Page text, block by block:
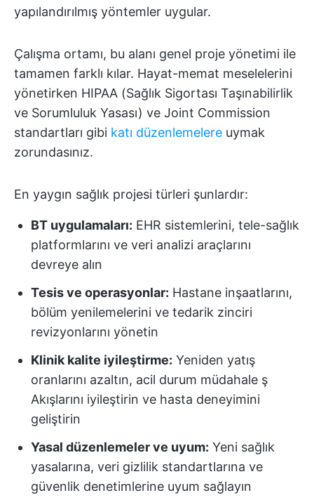
yapılandırılmış yöntemler uygular.
Çalışma ortamı, bu alanı genel proje yönetimi ile
tamamen farklı kılar. Hayat-memat meselelerini
yönetirken HIPAA (Sağlık Sigortası Taşınabilirlik
ve Sorumluluk Yasası) ve Joint Commission
standartları gibi katı düzenlemelere uymak
zorundasınız.
En yaygın sağlık projesi türleri şunlardır:
BT uygulamaları: EHR sistemlerini, tele-sağlık
platformlarını ve veri analizi araçlarını
devreye alın
Tesis ve operasyonlar: Hastane inşaatlarını,
bölüm yenilemelerini ve tedarik zinciri
revizyonlarını yönetin
Klinik kalite iyileştirme: Yeniden yatış
oranlarını azaltın, acil durum müdahale ş
Akışlarını iyileştirin ve hasta deneyimini
geliştirin
Yasal düzenlemeler ve uyum: Yeni sağlık
yasalarına, veri gizlilik standartlarına ve
güvenlik denetimlerine uyum sağlayın